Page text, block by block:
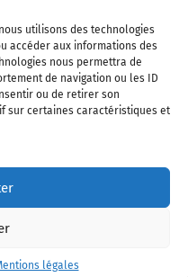
utilisons des technologies
accéder aux informations des
nous permettra de
de navigation ou les ID
ou de retirer son
sur certaines caractéristiques et
légales
Publiez votre annonce
Nous contacter
(UE)